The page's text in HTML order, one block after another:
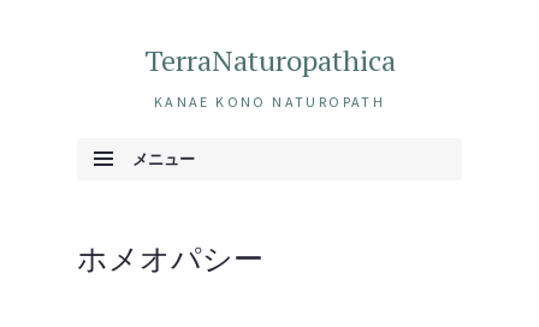
TerraNaturopathica
KANAE KONO NATUROPATH
メニュー
ホメオパシー